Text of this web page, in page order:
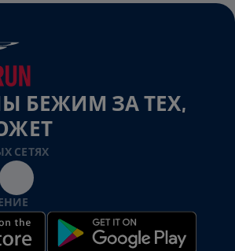
БЕЖИМ ЗА ТЕХ,
СЕТЯХ